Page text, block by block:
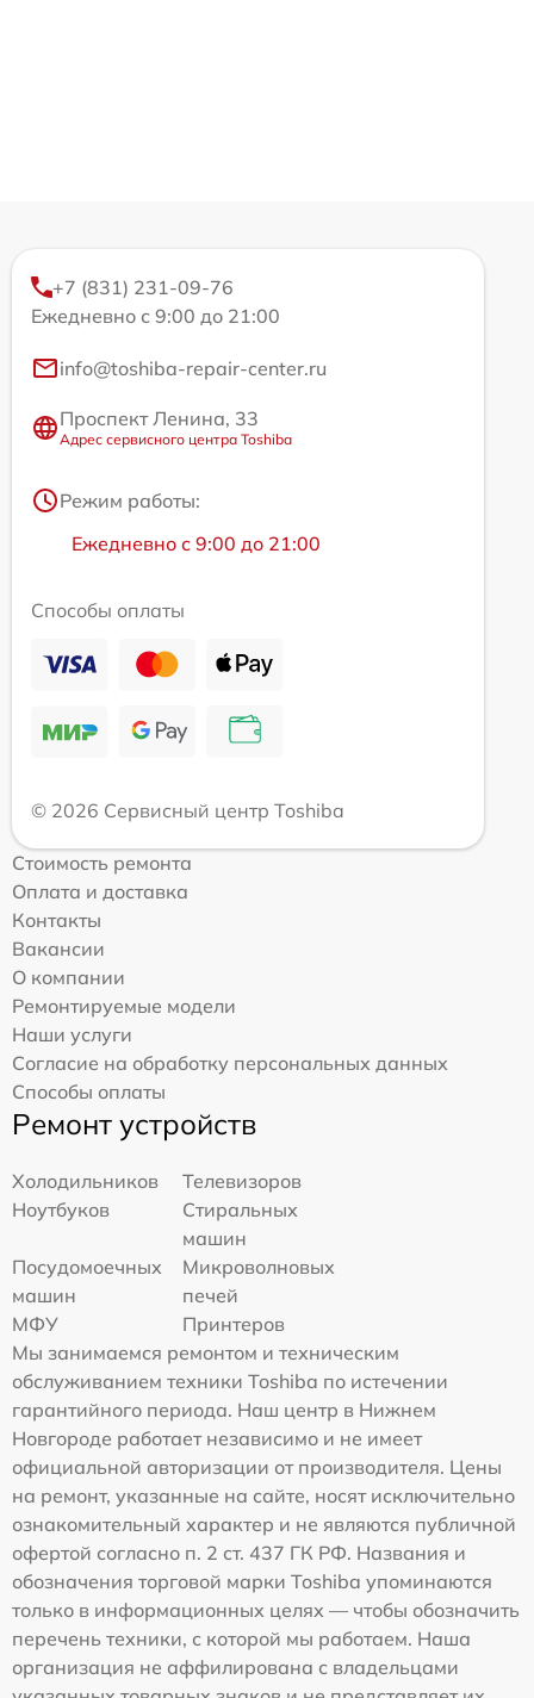
+7 (831) 231-09-76
Ежедневно с 9:00 до 21:00
info@toshiba-repair-center.ru
Проспект Ленина, 33
Адрес сервисного центра Toshiba
Режим работы:
Ежедневно с 9:00 до 21:00
Способы оплаты
© 2026 Сервисный центр Toshiba
Стоимость ремонта
Оплата и доставка
Контакты
Вакансии
О компании
Ремонтируемые модели
Наши услуги
Согласие на обработку персональных данных
Способы оплаты
Ремонт устройств
Холодильников
Телевизоров
Ноутбуков
Стиральных
машин
Посудомоечных
машин
Микроволновых
печей
МФУ
Принтеров
Мы занимаемся ремонтом и техническим
обслуживанием техники Toshiba по истечении
гарантийного периода. Наш центр в Нижнем
Новгороде работает независимо и не имеет
официальной авторизации от производителя. Цены
на ремонт, указанные на сайте, носят исключительно
ознакомительный характер и не являются публичной
офертой согласно п. 2 ст. 437 ГК РФ. Названия и
обозначения торговой марки Toshiba упоминаются
только в информационных целях — чтобы обозначить
перечень техники, с которой мы работаем. Наша
организация не аффилирована с владельцами